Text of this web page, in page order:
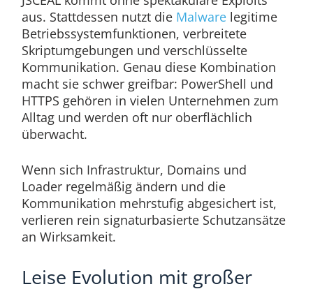
aus. Stattdessen nutzt die Malwarelegitime
Betriebssystemfunktionen, verbreitete
Skriptumgebungen und verschlüsselte
Kommunikation. Genau diese Kombination
macht sie schwer greifbar: PowerShell und
HTTPS gehören in vielen Unternehmen zum
Alltag und werden oft nur oberflächlich
überwacht.
Wenn sich Infrastruktur, Domains und
Loader regelmäßig ändern und die
Kommunikation mehrstufig abgesichert ist,
verlieren rein signaturbasierte Schutzansätze
an Wirksamkeit.
Leise Evolution mit großer